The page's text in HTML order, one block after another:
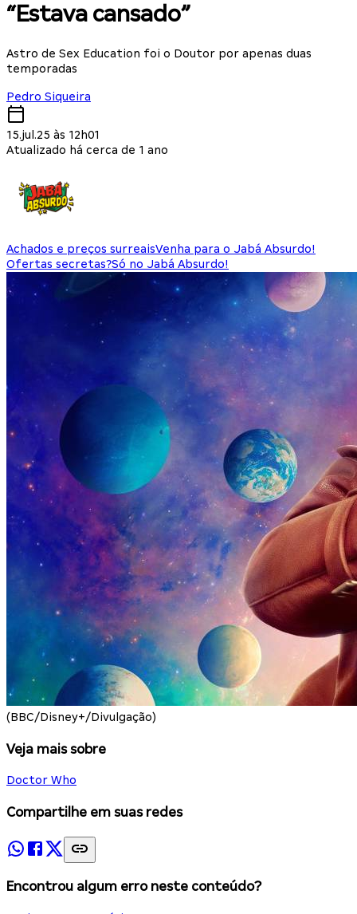
“Estava cansado”
Astro de Sex Education foi o Doutor por apenas duas
temporadas
Pedro Siqueira
15.jul.25 às 12h01
Atualizado há cerca de 1 ano
Achados e preços surreaisVenha para o Jabá Absurdo!
Ofertas secretas?Só no Jabá Absurdo!
(BBC/Disney+/Divulgação)
Veja mais sobre
Doctor Who
Compartilhe em suas redes
Encontrou algum erro neste conteúdo?